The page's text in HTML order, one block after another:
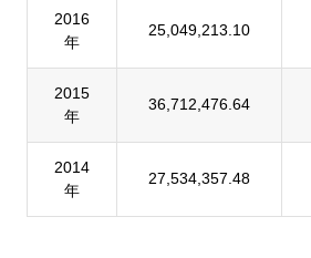
2016
年
25,049,213.10
2015
年
36,712,476.64
2014
年
27,534,357.48